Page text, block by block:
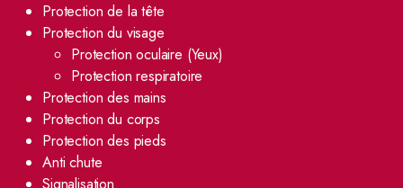
Protection de la tête
Protection du visage
Protection oculaire (Yeux)
Protection respiratoire
Protection des mains
Protection du corps
Protection des pieds
Anti chute